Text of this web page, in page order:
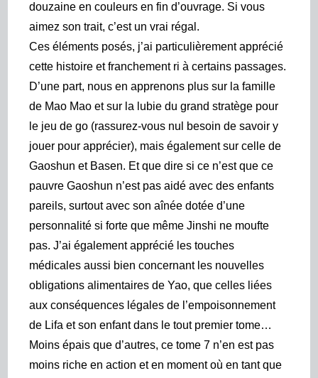
douzaine en couleurs en fin d’ouvrage. Si vous
aimez son trait, c’est un vrai régal.
Ces éléments posés, j’ai particulièrement apprécié
cette histoire et franchement ri à certains passages.
D’une part, nous en apprenons plus sur la famille
de Mao Mao et sur la lubie du grand stratège pour
le jeu de go (rassurez-vous nul besoin de savoir y
jouer pour apprécier), mais également sur celle de
Gaoshun et Basen. Et que dire si ce n’est que ce
pauvre Gaoshun n’est pas aidé avec des enfants
pareils, surtout avec son aînée dotée d’une
personnalité si forte que même Jinshi ne moufte
pas. J’ai également apprécié les touches
médicales aussi bien concernant les nouvelles
obligations alimentaires de Yao, que celles liées
aux conséquences légales de l’empoisonnement
de Lifa et son enfant dans le tout premier tome…
Moins épais que d’autres, ce tome 7 n’en est pas
moins riche en action et en moment où en tant que